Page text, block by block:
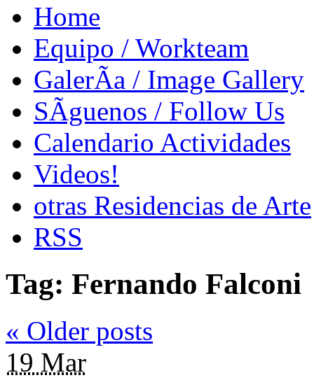
Home
Equipo / Workteam
GalerÃ­a / Image Gallery
SÃ­guenos / Follow Us
Calendario Actividades
Videos!
otras Residencias de Arte
RSS
Tag: Fernando Falconi
« Older posts
19 Mar